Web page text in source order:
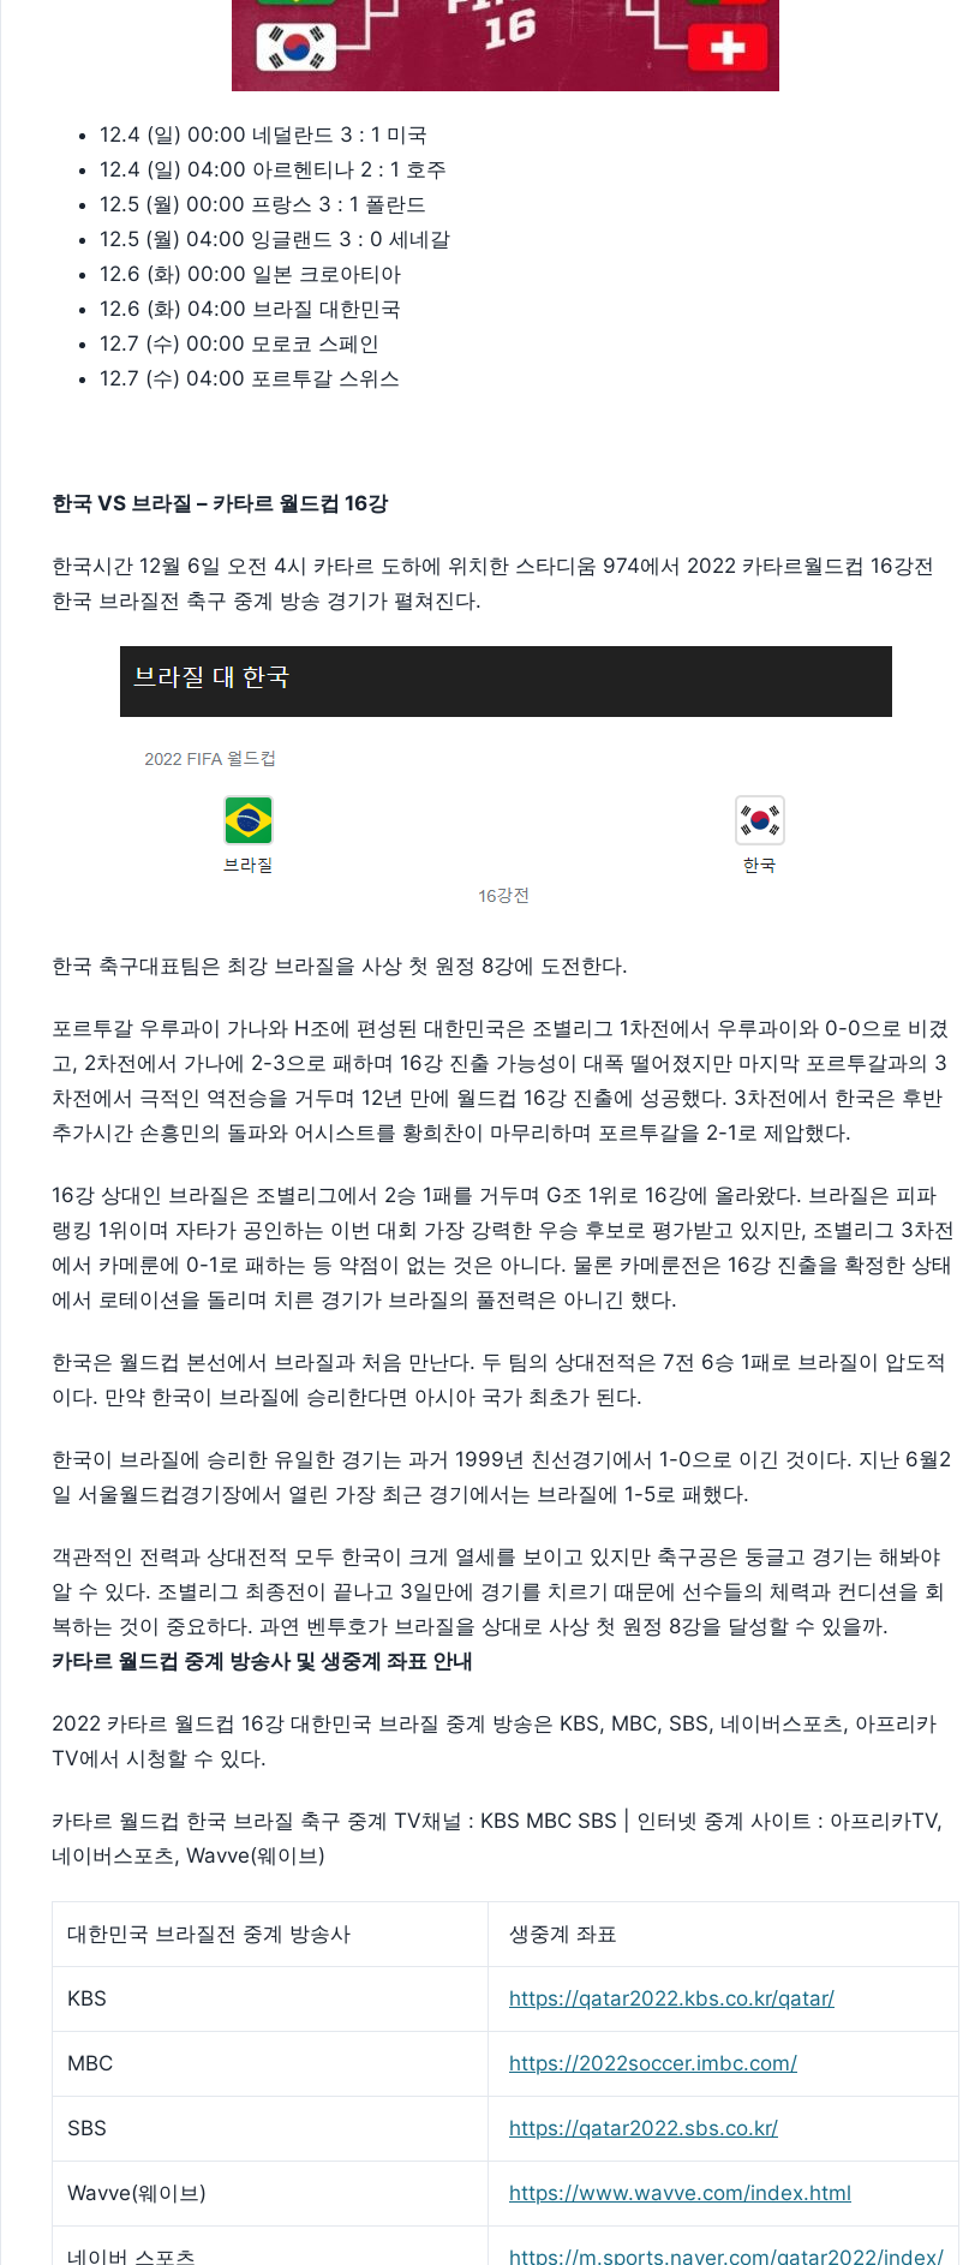
12.4 (일) 00:00 네덜란드 3 : 1 미국
12.4 (일) 04:00 아르헨티나 2 : 1 호주
12.5 (월) 00:00 프랑스 3 : 1 폴란드
12.5 (월) 04:00 잉글랜드 3 : 0 세네갈
12.6 (화) 00:00 일본 크로아티아
12.6 (화) 04:00 브라질 대한민국
12.7 (수) 00:00 모로코 스페인
12.7 (수) 04:00 포르투갈 스위스
한국 VS 브라질 – 카타르 월드컵 16강
한국시간 12월 6일 오전 4시 카타르 도하에 위치한 스타디움 974에서 2022 카타르월드컵 16강전
한국 브라질전 축구 중계 방송 경기가 펼쳐진다.
한국 축구대표팀은 최강 브라질을 사상 첫 원정 8강에 도전한다.
포르투갈 우루과이 가나와 H조에 편성된 대한민국은 조별리그 1차전에서 우루과이와 0-0으로 비겼
고, 2차전에서 가나에 2-3으로 패하며 16강 진출 가능성이 대폭 떨어졌지만 마지막 포르투갈과의 3
차전에서 극적인 역전승을 거두며 12년 만에 월드컵 16강 진출에 성공했다. 3차전에서 한국은 후반
추가시간 손흥민의 돌파와 어시스트를 황희찬이 마무리하며 포르투갈을 2-1로 제압했다.
16강 상대인 브라질은 조별리그에서 2승 1패를 거두며 G조 1위로 16강에 올라왔다. 브라질은 피파
랭킹 1위이며 자타가 공인하는 이번 대회 가장 강력한 우승 후보로 평가받고 있지만, 조별리그 3차전
에서 카메룬에 0-1로 패하는 등 약점이 없는 것은 아니다. 물론 카메룬전은 16강 진출을 확정한 상태
에서 로테이션을 돌리며 치른 경기가 브라질의 풀전력은 아니긴 했다.
한국은 월드컵 본선에서 브라질과 처음 만난다. 두 팀의 상대전적은 7전 6승 1패로 브라질이 압도적
이다. 만약 한국이 브라질에 승리한다면 아시아 국가 최초가 된다.
한국이 브라질에 승리한 유일한 경기는 과거 1999년 친선경기에서 1-0으로 이긴 것이다. 지난 6월2
일 서울월드컵경기장에서 열린 가장 최근 경기에서는 브라질에 1-5로 패했다.
객관적인 전력과 상대전적 모두 한국이 크게 열세를 보이고 있지만 축구공은 둥글고 경기는 해봐야
알 수 있다. 조별리그 최종전이 끝나고 3일만에 경기를 치르기 때문에 선수들의 체력과 컨디션을 회
복하는 것이 중요하다. 과연 벤투호가 브라질을 상대로 사상 첫 원정 8강을 달성할 수 있을까.
카타르 월드컵 중계 방송사 및 생중계 좌표 안내
2022 카타르 월드컵 16강 대한민국 브라질 중계 방송은 KBS, MBC, SBS, 네이버스포츠, 아프리카
TV에서 시청할 수 있다.
카타르 월드컵 한국 브라질 축구 중계 TV채널 : KBS MBC SBS | 인터넷 중계 사이트 : 아프리카TV,
네이버스포츠, Wavve(웨이브)
대한민국 브라질전 중계 방송사 생중계 좌표
KBS https://qatar2022.kbs.co.kr/qatar/
MBC https://2022soccer.imbc.com/
SBS https://qatar2022.sbs.co.kr/
Wavve(웨이브) https://www.wavve.com/index.html
네이버 스포츠 https://m.sports.naver.com/qatar2022/index/